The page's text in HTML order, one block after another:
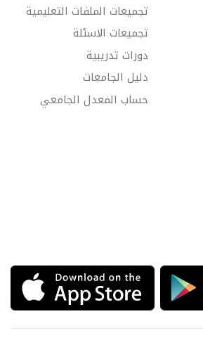
تجميعات الملفات التعليمية
تجميعات الاسئلة
دورات تدريبية
دليل الجامعات
حساب المعدل الجامعي